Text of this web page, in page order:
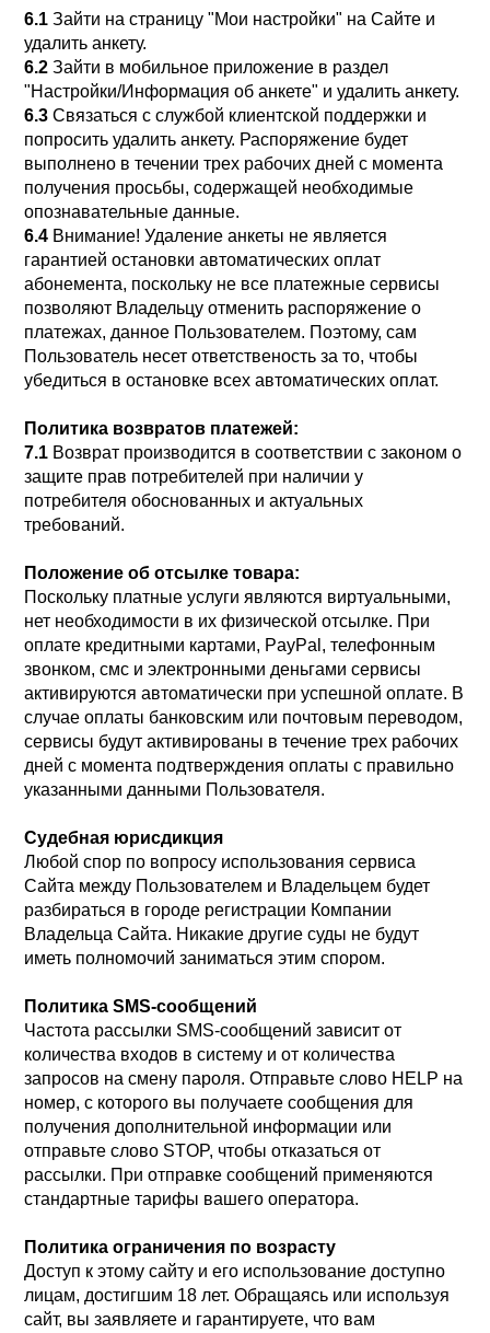
6.1 Зайти на страницу "Мои настройки" на Сайте и
удалить анкету.
6.2 Зайти в мобильное приложение в раздел
"Настройки/Информация об анкете" и удалить анкету.
6.3 Связаться с службой клиентской поддержки и
попросить удалить анкету. Распоряжение будет
выполнено в течении трех рабочих дней с момента
получения просьбы, содержащей необходимые
опознавательные данные.
6.4 Внимание! Удаление анкеты не является
гарантией остановки автоматических оплат
абонемента, поскольку не все платежные сервисы
позволяют Владельцу отменить распоряжение о
платежах, данное Пользователем. Поэтому, сам
Пользователь несет ответственость за то, чтобы
убедиться в остановке всех автоматических оплат.
Политика возвратов платежей:
7.1 Возврат производится в соответствии с законом о
защите прав потребителей при наличии у
потребителя обоснованных и актуальных
требований.
Положение об отсылке товара:
Поскольку платные услуги являются виртуальными,
нет необходимости в их физической отсылке. При
оплате кредитными картами, PayPal, телефонным
звонком, смс и электронными деньгами сервисы
активируются автоматически при успешной оплате. В
случае оплаты банковским или почтовым переводом,
сервисы будут активированы в течение трех рабочих
дней с момента подтверждения оплаты с правильно
указанными данными Пользователя.
Судебная юрисдикция
Любой спор по вопросу использования сервиса
Сайта между Пользователем и Владельцем будет
разбираться в городе регистрации Компании
Владельца Сайта. Никакие другие суды не будут
иметь полномочий заниматься этим спором.
Политика SMS-сообщений
Частота рассылки SMS-сообщений зависит от
количества входов в систему и от количества
запросов на смену пароля. Отправьте слово HELP на
номер, с которого вы получаете сообщения для
получения дополнительной информации или
отправьте слово STOP, чтобы отказаться от
рассылки. При отправке сообщений применяются
стандартные тарифы вашего оператора.
Политика ограничения по возрасту
Доступ к этому сайту и его использование доступно
лицам, достигшим 18 лет. Обращаясь или используя
сайт, вы заявляете и гарантируете, что вам